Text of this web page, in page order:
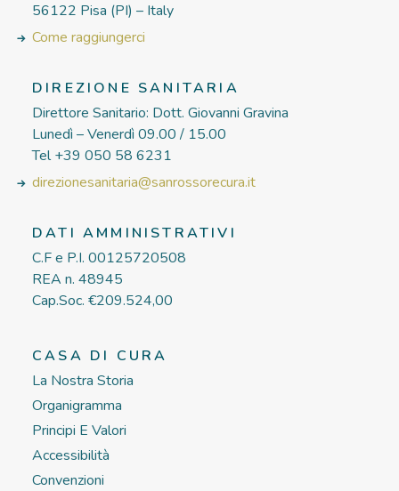
56122 Pisa (PI) – Italy
Come raggiungerci
DIREZIONE SANITARIA
Direttore Sanitario: Dott. Giovanni Gravina
Lunedì – Venerdì 09.00 / 15.00
Tel +39 050 58 6231
direzionesanitaria@sanrossorecura.it
DATI AMMINISTRATIVI
C.F e P.I. 00125720508
REA n. 48945
Cap.Soc. €209.524,00
CASA DI CURA
La Nostra Storia
Organigramma
Principi E Valori
Accessibilità
Convenzioni